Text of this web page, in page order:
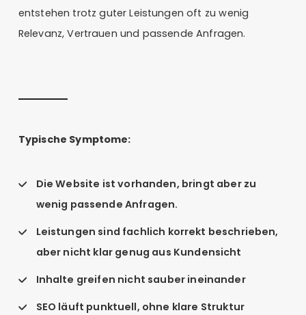
entstehen trotz guter Leistungen oft zu wenig
Relevanz, Vertrauen und passende Anfragen.
Typische Symptome:
Die Website ist vorhanden, bringt aber zu
wenig passende Anfragen.
Leistungen sind fachlich korrekt beschrieben,
aber nicht klar genug aus Kundensicht
Inhalte greifen nicht sauber ineinander
SEO läuft punktuell, ohne klare Struktur